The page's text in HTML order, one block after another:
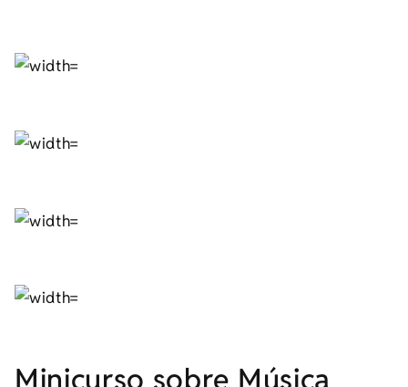
Minicurso sobre Música